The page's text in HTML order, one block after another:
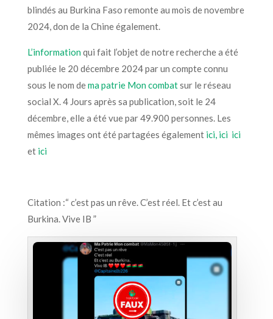
blindés au Burkina Faso remonte au mois de novembre
2024, don de la Chine également.
L’informationqui fait l’objet de notre recherche a été
publiée le 20 décembre 2024 par un compte connu
sous le nom dema patrie Mon combatsur le réseau
social X. 4 Jours après sa publication, soit le 24
décembre, elle a été vue par 49.900 personnes. Les
mêmes images ont été partagées également ici, ici ici
et ici
Citation :“ c’est pas un rêve. C’est réel. Et c’est au
Burkina. Vive IB ”